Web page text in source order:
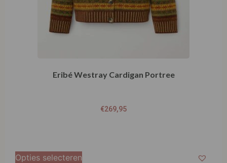
Eribé Westray Cardigan Portree
€269,95
Opties selecteren